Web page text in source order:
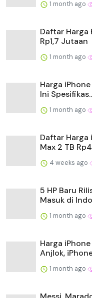
1 month ago
Daftar Harga
Rp1,7 Jutaan
1 month ago
Harga
Ini
1 month ago
Daftar Harga
Max 2 TB
4 weeks ago
5 HP Baru
Masuk di
1 month ago
Harga
Anjlok, iPhone
1 month ago